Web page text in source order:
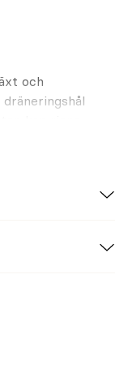
och
ett fat